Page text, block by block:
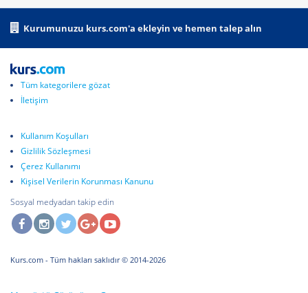
Kurumunuzu kurs.com'a ekleyin ve hemen talep alın
Tüm kategorilere gözat
İletişim
Kullanım Koşulları
Gizlilik Sözleşmesi
Çerez Kullanımı
Kişisel Verilerin Korunması Kanunu
Sosyal medyadan takip edin
Kurs.com - Tüm hakları saklıdır © 2014-2026